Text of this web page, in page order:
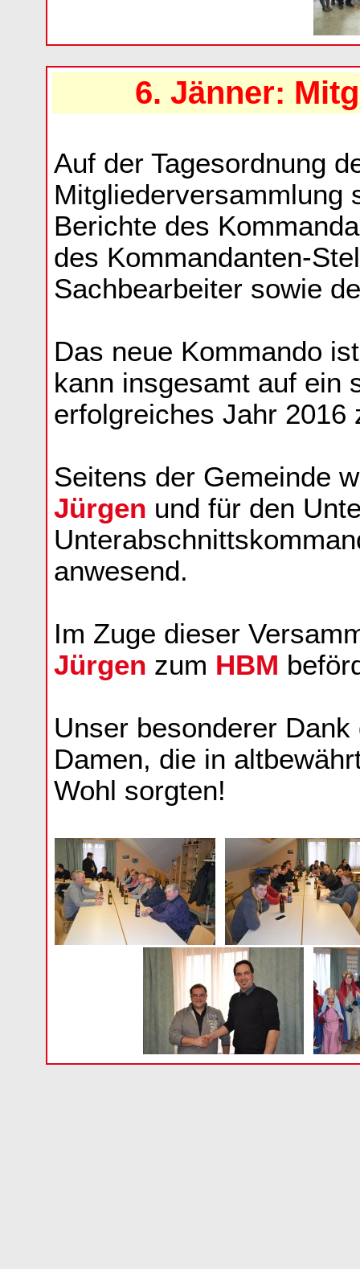
6. Jänner:
Auf der Tagesordnung
Mitgliederversammlung
Berichte des
des Kommandanten-
Sachbearbeiter sowie
Das neue Kommando
kann insgesamt auf ein
erfolgreiches Jahr 2016
Seitens der Gemeinde
Jürgen und für den
anwesend.
Im Zuge dieser
Jürgen zum HBM
Unser besonderer
Damen, die in
Wohl sorgten!